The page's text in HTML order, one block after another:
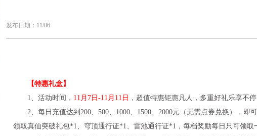
发布日期：11/06
【特惠礼盒】
1、活动时间， 11月7日-11月11日 ，超值特惠钜惠凡人，多重好礼乐享不停
2、每日充值达到200、500、1000、1500、2000元（无需点券兑换），即
领取真仙突破礼包*1、穹顶通行证*1、雷池通行证*1，每档奖励每日只可领取